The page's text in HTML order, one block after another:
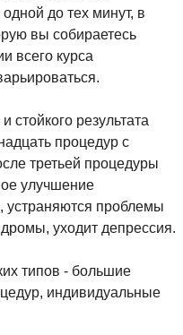
до тех минут, в
вы собираетесь
всего курса
результата
процедур с
третьей процедуры
улучшение
устраняются проблемы
уходит депрессия.
типов - большие
индивидуальные